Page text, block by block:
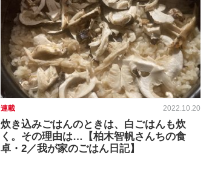
連載 2022.10.20
炊き込みごはんのときは、白ごはんも炊
く。その理由は…【柏木智帆さんちの食
卓・2／我が家のごはん日記】